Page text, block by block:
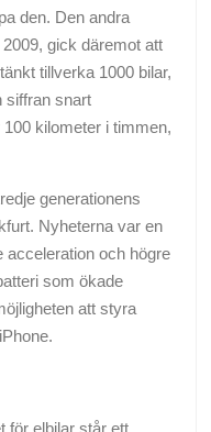
den. Den andra
gick däremot att
tillverka 1000 bilar,
siffran snart
kilometer i timmen,
generationens
Nyheterna var en
acceleration och högre
som ökade
att styra
för elbilar står ett